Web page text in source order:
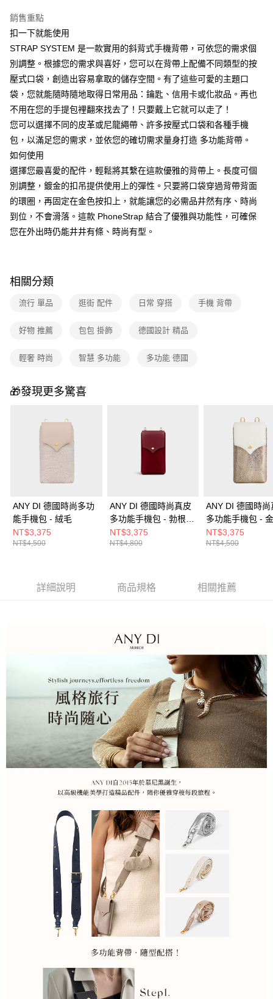
銷售重點
扣一下就能使用
STRAP SYSTEM 是一款實用的斜背式手機背帶，可依您的需求個
別調整。根據您的需求與喜好，您可以在背帶上配備不同類型的按
壓式口袋，創造出容易拿取的儲存空間。有了這些可愛的主題口
袋，您就能隨時隨地取得日常用品：鑰匙、信用卡或化妝品。再也
不用在您的手提包裡翻來找去了！只要戴上它就可以走了！
您可以選擇不同的皮革或尼龍繩帶、許多按壓式口袋和各種手機
包，以滿足您的需求，並依您的確切需求量身打造 多功能背帶。
如何使用
選擇您最喜愛的配件，輕鬆將其繫在這款優雅的背帶上。長度可個
別調整，鍍金的扣吊提供使用上的彈性。只要將口袋穿過背帶背面
的環圈，再固定在金色按扣上，就能讓您的必需品井然有序、時尚
到位，不會滑落。這款 PhoneStrap 結合了優雅與功能性，可確保
您在外出時仍能井井有條、時尚有型。
相關分類
流行 單品 逛街 配件 日常 穿搭 手機 背帶
好物 推薦 包包 掛飾 德國設計 精品
輕奢 時尚 智慧 多功能 多功能 德國
🎁發現更多驚喜
ANY DI 德國時尚多功
能手機包 - 絨毛
NT$3,375
NT$4,500
ANY DI 德國時尚真皮
多功能手機包 - 勃根地
紅
NT$3,375
NT$4,800
ANY DI 德國時尚
多功能手機包 -
紋
NT$3,375
NT$4,500
詳細說明 商品規格 相關推薦